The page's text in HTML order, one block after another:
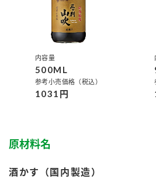
業務用サイト ミツカングループについ
内容量
500ML
参考小売価格（税込）
1031円
原材料名
酒かす（国内製造）